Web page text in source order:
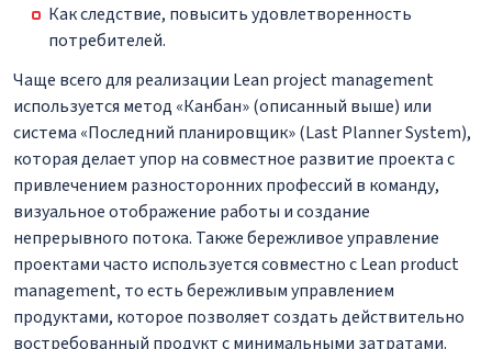
Как следствие, повысить удовлетворенность
потребителей.
Чаще всего для реализации Lean project management
используется метод «Канбан» (описанный выше) или
система «Последний планировщик» (Last Planner System),
которая делает упор на совместное развитие проекта с
привлечением разносторонних профессий в команду,
визуальное отображение работы и создание
непрерывного потока. Также бережливое управление
проектами часто используется совместно с Lean product
management, то есть бережливым управлением
продуктами, которое позволяет создать действительно
востребованный продукт с минимальными затратами.